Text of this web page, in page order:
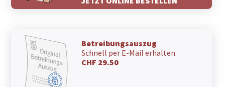
Betreibungsauszug
Schnell per E-Mail erhalten.
CHF 29.50